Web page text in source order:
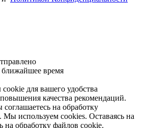
время
для вашего удобства
качества рекомендаций.
на обработку
Мы используем cookies. Оставаясь на
на обработку файлов cookie.